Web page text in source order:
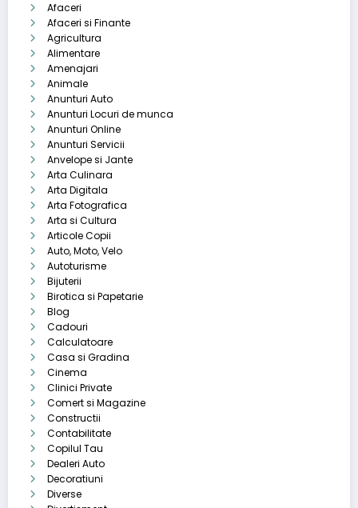
Afaceri
Afaceri si Finante
Agricultura
Alimentare
Amenajari
Animale
Anunturi Auto
Anunturi Locuri de munca
Anunturi Online
Anunturi Servicii
Anvelope si Jante
Arta Culinara
Arta Digitala
Arta Fotografica
Arta si Cultura
Articole Copii
Auto, Moto, Velo
Autoturisme
Bijuterii
Birotica si Papetarie
Blog
Cadouri
Calculatoare
Casa si Gradina
Cinema
Clinici Private
Comert si Magazine
Constructii
Contabilitate
Copilul Tau
Dealeri Auto
Decoratiuni
Diverse